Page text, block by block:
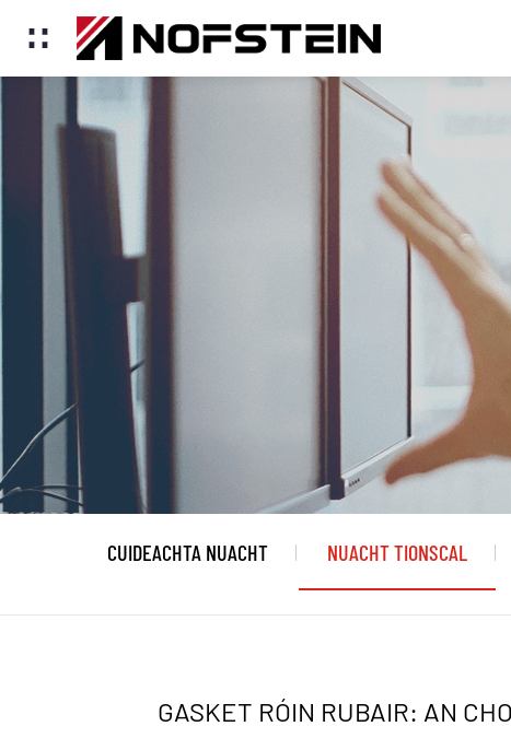
CUIDEACHTA NUACHT NUACHT TIONSCAL
GASKET RÓIN RUBAIR: AN